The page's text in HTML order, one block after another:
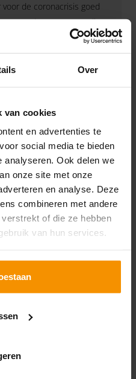
Over
van cookies
en advertenties te
social media te bieden
analyseren. Ook delen we
onze site met onze
en analyse. Deze
combineren met andere
of die ze hebben
van hun services.
de coronacrisis goed
steeds zo. Maar, er zijn
voor de vele getroffen
Lees verder
maar dit is lang niet in
door de
zaken, fietsenwinkels